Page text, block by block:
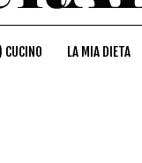
CUCINO LA MIA DIETA